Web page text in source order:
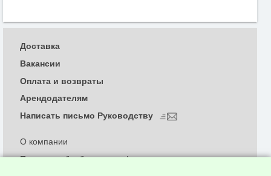
О компании
Политика обработки и конфиденциальности
Доставка
Вакансии
Оплата и возвраты
Арендодателям
Написать письмо Руководству